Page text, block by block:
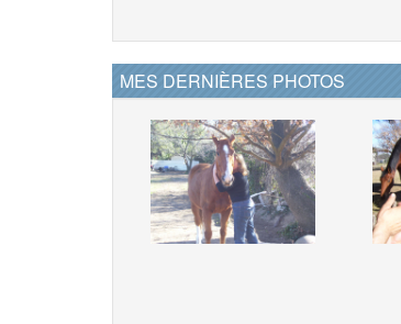
MES DERNIÈRES PHOTOS